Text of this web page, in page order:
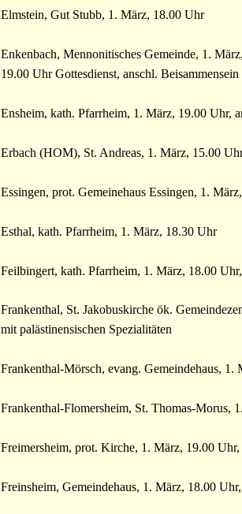
Elmstein, Gut Stubb, 1. März, 18.00 Uhr
Enkenbach, Mennonitisches Gemeinde, 1.
19.00 Uhr Gottesdienst, anschl.
Ensheim, kath. Pfarrheim, 1. März, 19.00 Uhr,
Erbach (HOM), St. Andreas, 1. März, 15.00
Essingen, prot. Gemeinehaus Essingen, 1.
Esthal, kath. Pfarrheim, 1. März, 18.30 Uhr
Feilbingert, kath. Pfarrheim, 1. März, 18.00
Frankenthal, St. Jakobuskirche ök.
mit palästinensischen Spezialitäten
Frankenthal-Mörsch, evang. Gemeindehaus,
Frankenthal-Flomersheim, St. Thomas-Morus,
Freimersheim, prot. Kirche, 1. März, 19.00
Freinsheim, Gemeindehaus, 1. März, 18.00